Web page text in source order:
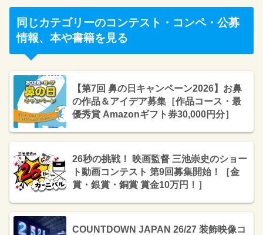
同じカテゴリーのコンテスト・コンペ・公募
情報、本や書籍を見る
【第7回 鼻の日キャンペーン2026】お鼻
の作品＆アイデア募集［作品コース・最
優秀賞 Amazonギフト券30,000円分］
26秒の挑戦！ 映画監督 三池崇史のショー
ト動画コンテスト 第9回募集開始！［金
賞・銀賞・銅賞 賞金10万円！］
COUNTDOWN JAPAN 26/27 装飾映像コ